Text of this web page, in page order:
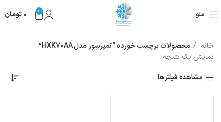
منو 0
0 تومان
خانه
محصولات برچسب خورده “کمپرسور مدل HXK70AA”
نمایش یک نتیجه
مشاهده فیلترها